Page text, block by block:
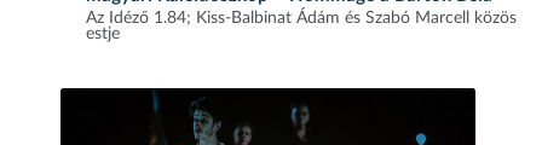
Az Idéző 1.84; Kiss-Balbinat Ádám és Szabó Marcell közös
estje